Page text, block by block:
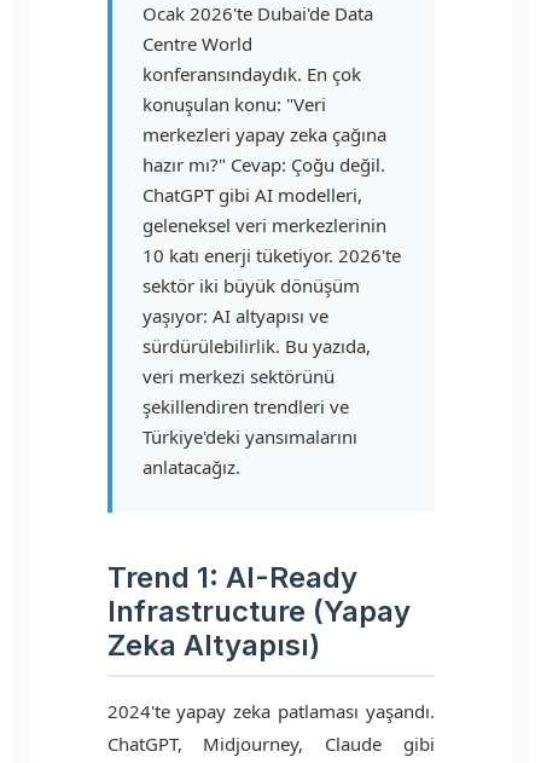
Ocak 2026'te Dubai'de Data
Centre World
konferansındaydık. En çok
konuşulan konu: "Veri
merkezleri yapay zeka çağına
hazır mı?" Cevap: Çoğu değil.
ChatGPT gibi AI modelleri,
geleneksel veri merkezlerinin
10 katı enerji tüketiyor. 2026'te
sektör iki büyük dönüşüm
yaşıyor: AI altyapısı ve
sürdürülebilirlik. Bu yazıda,
veri merkezi sektörünü
şekillendiren trendleri ve
Türkiye'deki yansımalarını
anlatacağız.
Trend 1: AI-Ready
Infrastructure (Yapay
Zeka Altyapısı)
2024'te yapay zeka patlaması yaşandı.
ChatGPT, Midjourney, Claude gibi